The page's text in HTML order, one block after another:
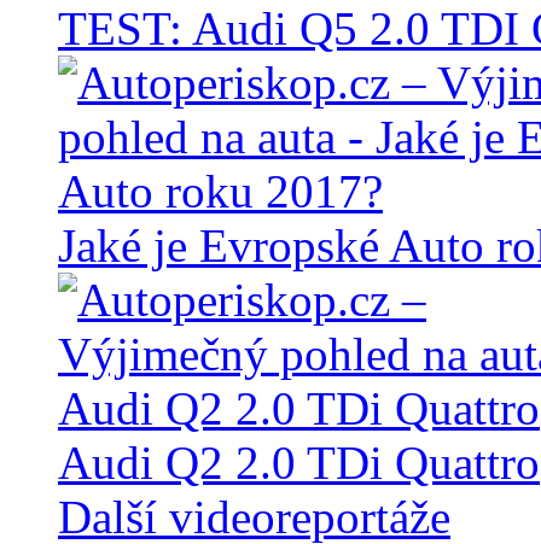
TEST: Audi Q5 2.0 TDI
Jaké je Evropské Auto
Audi Q2 2.0 TDi Quattro
Další videoreportáže